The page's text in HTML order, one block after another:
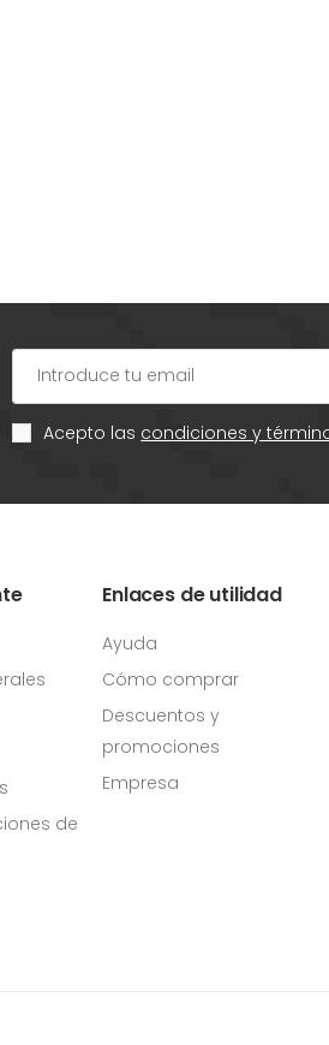
Acepto las condiciones y
de
Enlaces de utilidad
Ayuda
Cómo comprar
Descuentos y
promociones
Empresa